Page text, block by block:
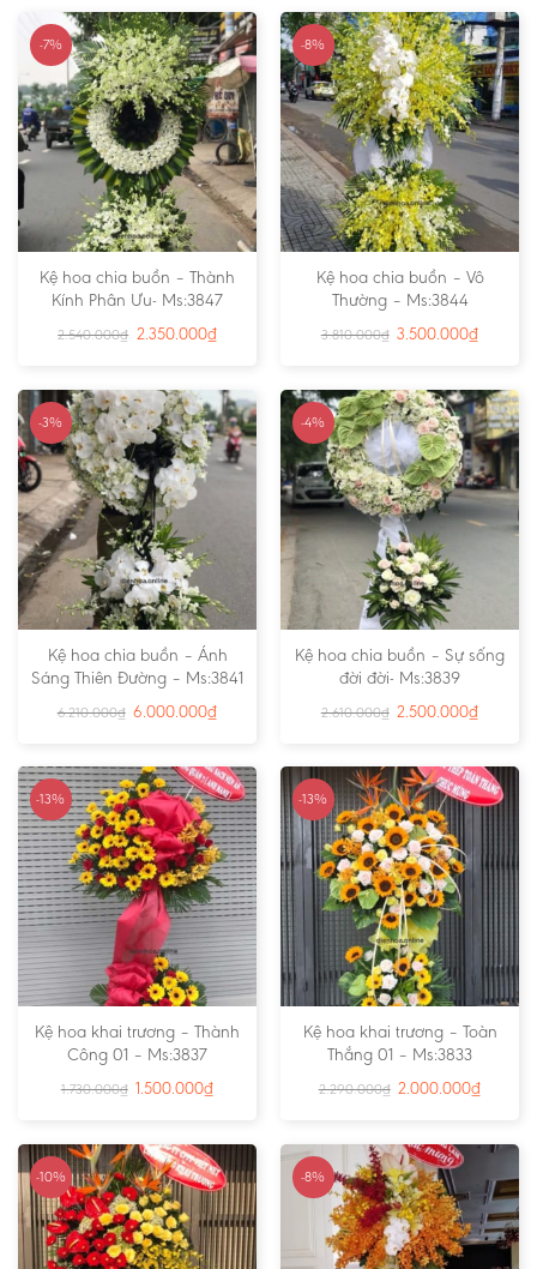
-7%
Kệ hoa chia buồn – Thành
Kính Phân Ưu- Ms:3847
2.540.000₫ 2.350.000₫
-8%
Kệ hoa chia buồn – Vô
Thường – Ms:3844
3.810.000₫ 3.500.000₫
-3%
Kệ hoa chia buồn – Ánh
Sáng Thiên Đường – Ms:3841
6.210.000₫ 6.000.000₫
-4%
Kệ hoa chia buồn – Sự sống
đời đời- Ms:3839
2.610.000₫ 2.500.000₫
-13%
Kệ hoa khai trương – Thành
Công 01 – Ms:3837
1.730.000₫ 1.500.000₫
-13%
Kệ hoa khai trương – Toàn
Thắng 01 – Ms:3833
2.290.000₫ 2.000.000₫
-10% -8%